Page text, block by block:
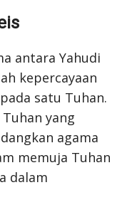
antara Yahudi
kepercayaan
satu Tuhan.
yang
agama
memuja Tuhan
dalam